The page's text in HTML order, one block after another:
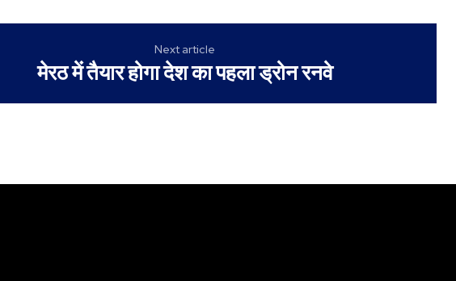
Next article
मेरठ में तैयार होगा देश का पहला ड्रोन रनवे